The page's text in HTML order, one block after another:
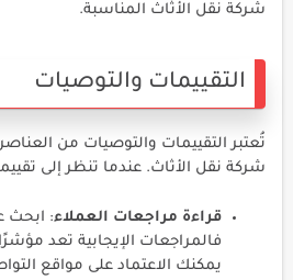
شركة نقل الأثاث المناسبة.
التقييمات والتوصيات
تُعتبر التقييمات والتوصيات من
شركة نقل الأثاث. عندما تنظر إلى
قراءة مراجعات العملاء: ابحث
فالمراجعات الإيجابية تعد
يمكنك الاعتماد على مواقع